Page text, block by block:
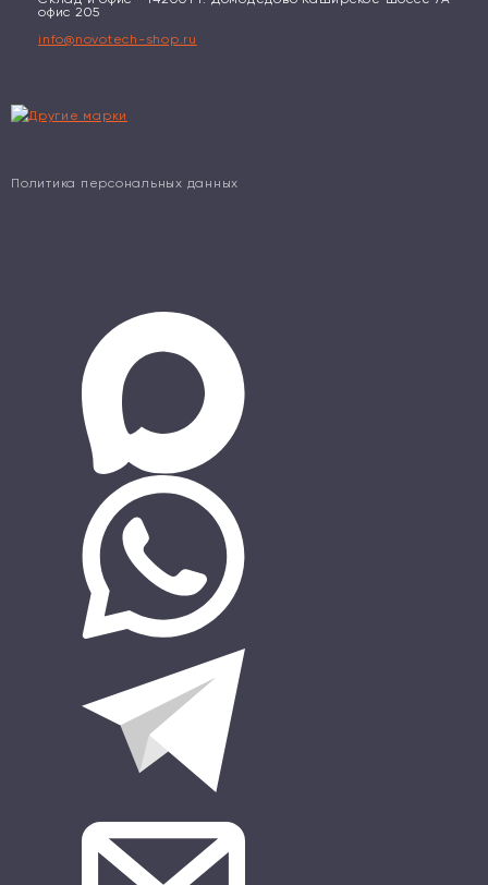
офис 205
info@novotech-shop.ru
Политика персональных данных